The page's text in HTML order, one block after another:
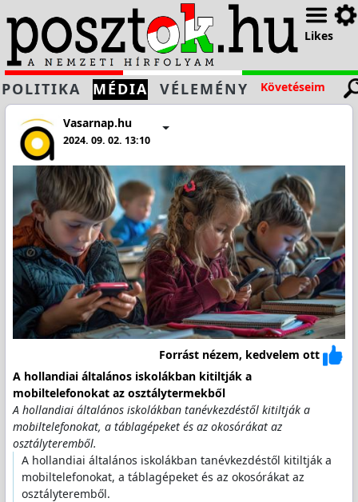
Likes
POLITIKA MÉDIA VÉLEMÉNY Követéseim
Vasarnap.hu
2024. 09. 02. 13:10
Forrást nézem, kedvelem ott
A hollandiai általános iskolákban kitiltják a
mobiltelefonokat az osztálytermekből
A hollandiai általános iskolákban tanévkezdéstől kitiltják a
mobiltelefonokat, a táblagépeket és az okosórákat az
osztályteremből.
A hollandiai általános iskolákban tanévkezdéstől kitiltják a
mobiltelefonokat, a táblagépeket és az okosórákat az
osztályteremből.